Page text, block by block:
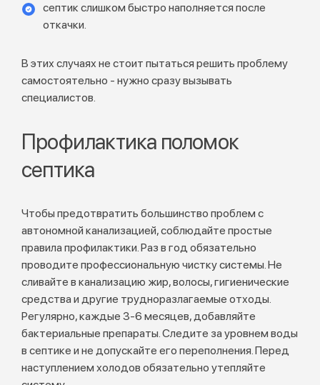
септик слишком быстро наполняется после
откачки.
В этих случаях не стоит пытаться решить проблему
самостоятельно - нужно сразу вызывать
специалистов.
Профилактика поломок
септика
Чтобы предотвратить большинство проблем с
автономной канализацией, соблюдайте простые
правила профилактики. Раз в год обязательно
проводите профессиональную чистку системы. Не
сливайте в канализацию жир, волосы, гигиенические
средства и другие трудноразлагаемые отходы.
Регулярно, каждые 3-6 месяцев, добавляйте
бактериальные препараты. Следите за уровнем воды
в септике и не допускайте его переполнения. Перед
наступлением холодов обязательно утепляйте